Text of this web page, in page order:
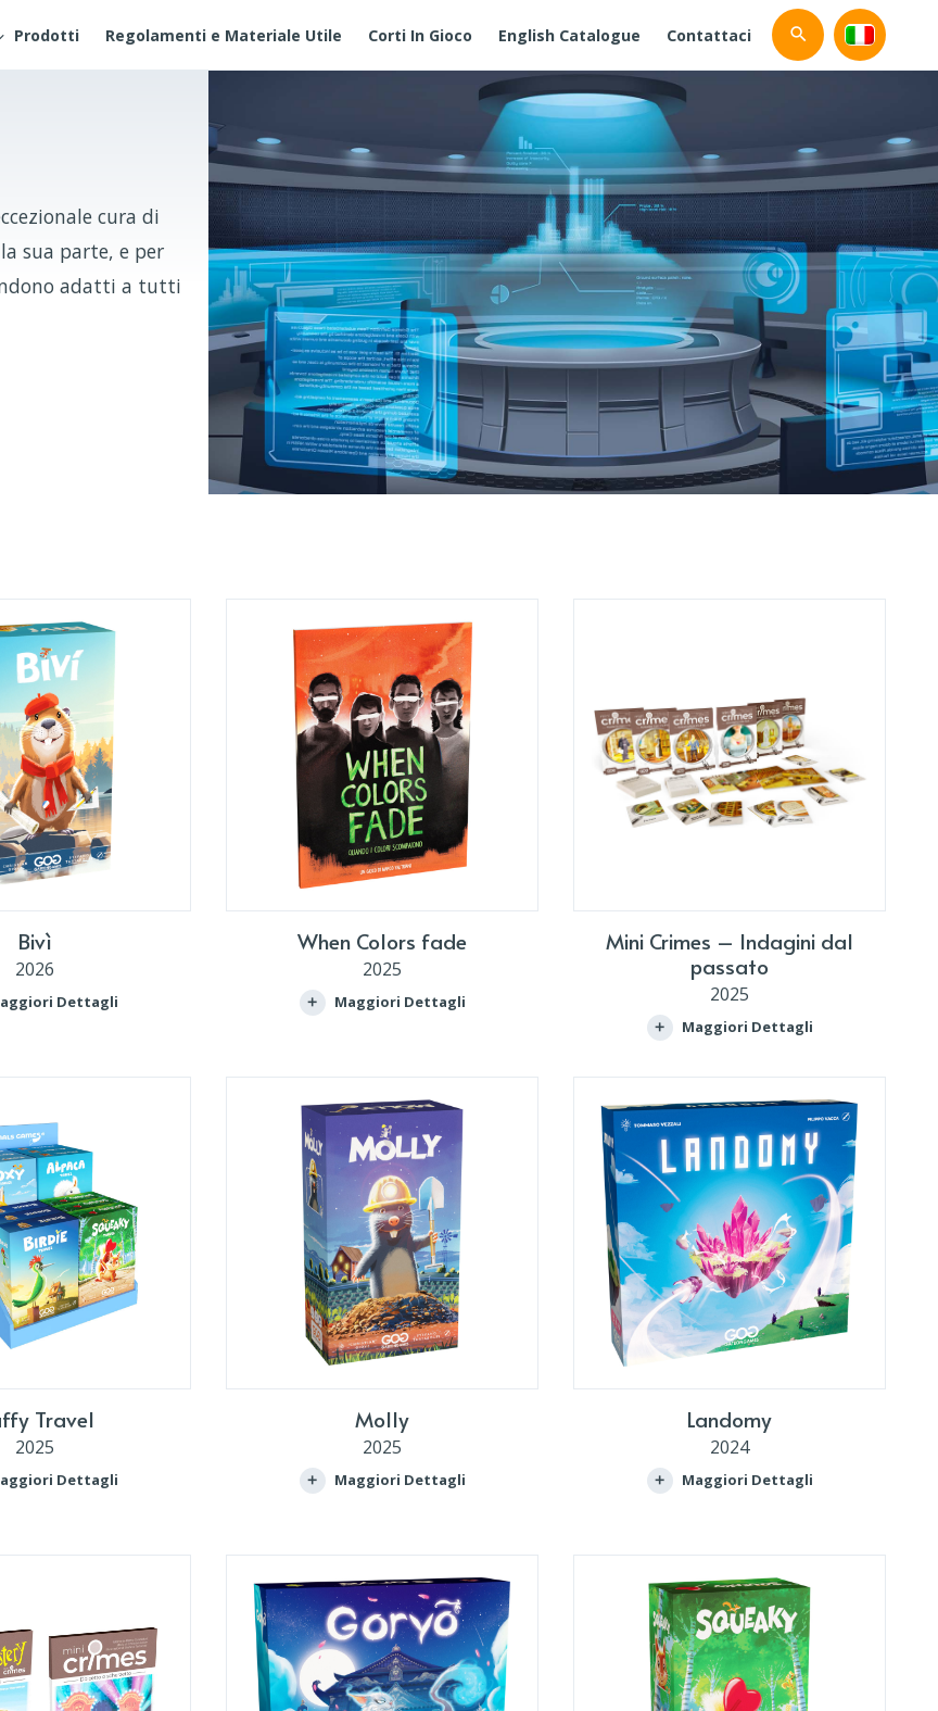
Prodotti Regolamenti e Materiale Utile Corti In Gioco English Catalogue Contattaci
cura di
sua parte, e per
adatti a tutti
Bivì
2026
Dettagli
When Colors fade
2025
Maggiori Dettagli
Mini Crimes – Indagini dal
passato
2025
Maggiori Dettagli
Travel
2025
Dettagli
Molly
2025
Maggiori Dettagli
Landomy
2024
Maggiori Dettagli